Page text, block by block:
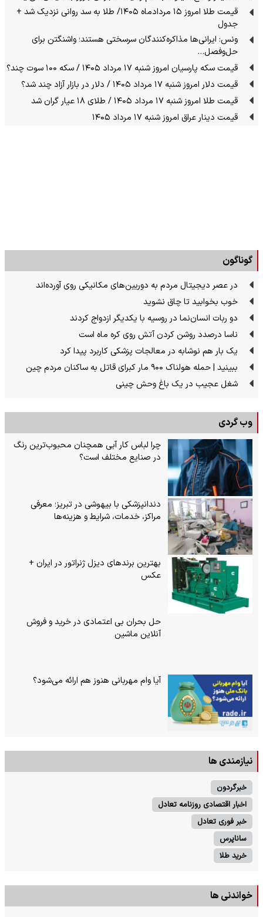
قیمت طلا امروز ۱۵ مردادماه ۱۴۰۵/ طلا به سد روانی نزدیک شد +
جدول
ونس: ایرانی‌ها مذاکره‌کنندگان سرسختی هستند؛ واشنگتن برای
حل‌وفصل…
قیمت سکه پارسیان امروز شنبه ۱۷ مرداد ۱۴۰۵ / سکه ۱۰۰ سوت چند؟
قیمت دلار امروز شنبه ۱۷ مرداد ۱۴۰۵ / دلار در بازار آزاد چند شد؟
قیمت طلا امروز شنبه ۱۷ مرداد ۱۴۰۵ / طلای ۱۸ عیار گران شد
قیمت دینار عراق امروز شنبه ۱۷ مرداد ۱۴۰۵
گوناگون
در عصر دیجیتال مردم به دوربین‌های مکانیکی روی آورده‌اند
خوب بخوابید تا چاق نشوید
دو ربات انسان‌نما در روسیه با یکدیگر ازدواج کردند
ناسا درصدد روشن کردن آتش روی کره ماه است
یک بار هم نوشابه در معالجات پزشکی کاربرد پیدا کرد
ببینید | حمله هولناک ۹۰۰ مار کبرای قاتل به ساکنان مردم چین
شغل عجیب در یک باغ وحش چینی
وب گردی
چرا لباس کار آبی همچنان محبوب‌ترین رنگ
در صنایع مختلف است؟
دندانپزشکی با بیهوشی در تبریز؛ معرفی
مراکز، خدمات، شرایط و هزینه‌ها
بهترین برندهای دیزل ژنراتور در ایران +
عکس
حل بحران بی‌ اعتمادی در خرید و فروش
آنلاین ماشین
آیا وام مهربانی هنوز هم ارائه می‌شود؟
نیازمندی ها
خبرگردون
اخبار اقتصادی روزنامه تعادل
خبر فوری تعادل
ساناپرس
خرید طلا
خواندنی ها